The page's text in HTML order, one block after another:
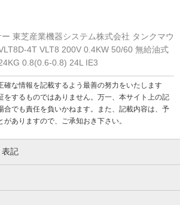
東芝産業機器システム株式会社 タンクマウ
4T VLT8 200V 0.4KW 50/60 無給油式
0.8(0.6-0.8) 24L IE3
な情報を記載するよう最善の努力をいたします
をするものではありません。万一、本サイト上の記
合でも責任を負いかねます。また、記載内容は、予
ありますので、ご承知おき下さい。
表記